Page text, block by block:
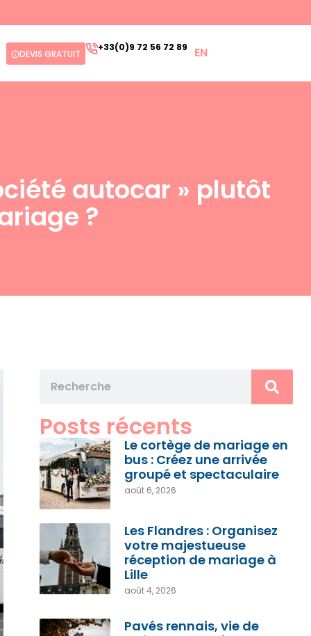
DEVIS GRATUIT
+33(0)9 72 56 72 89 EN
autocar » plutôt
?
Posts récents
Le cortège de mariage en
bus : Créez une arrivée
groupé et spectaculaire
août 6, 2026
Les Flandres : Organisez
votre majestueuse
réception de mariage à
Lille
août 4, 2026
Pavés rennais, vie de